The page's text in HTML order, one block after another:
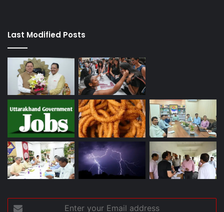
Last Modified Posts